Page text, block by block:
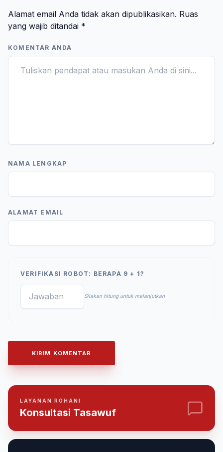
Alamat email Anda tidak akan dipublikasikan. Ruas
yang wajib ditandai *
KOMENTAR ANDA
NAMA LENGKAP
ALAMAT EMAIL
VERIFIKASI ROBOT: BERAPA 9 + 1?
Silakan hitung untuk melanjutkan
KIRIM KOMENTAR
LAYANAN ROHANI
Konsultasi Tasawuf